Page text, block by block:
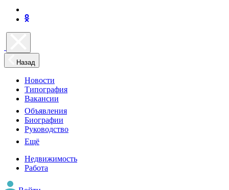
Назад
Новости
Типография
Вакансии
Объявления
Биографии
Руководство
Ещё
Недвижимость
Работа